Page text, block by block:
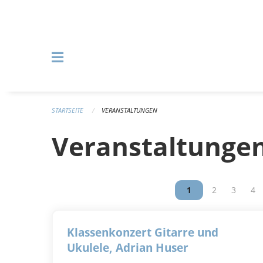
STARTSEITE VERANSTALTUNGEN
Vous êtes sur la
1 Vous êtes
2 Vous
3 4
Klassenkonzert Gitarre und
Ukulele, Adrian Huser